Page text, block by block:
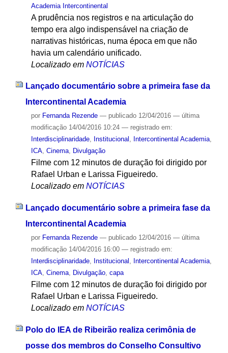
Academia Intercontinental
A prudência nos registros e na articulação do
tempo era algo indispensável na criação de
narrativas históricas, numa época em que não
havia um calendário unificado.
Localizado em NOTÍCIAS
Lançado documentário sobre a primeira fase da
Intercontinental Academia
por Fernanda Rezende — publicado12/04/2016 — última
modificação14/04/2016 10:24 — registrado em:
Interdisciplinaridade, Institucional , Intercontinental Academia,
ICA, Cinema, Divulgação
Filme com 12 minutos de duração foi dirigido por
Rafael Urban e Larissa Figueiredo.
Localizado em NOTÍCIAS
Lançado documentário sobre a primeira fase da
Intercontinental Academia
por Fernanda Rezende — publicado12/04/2016 — última
modificação14/04/2016 16:00 — registrado em:
Interdisciplinaridade, Institucional , Intercontinental Academia,
ICA, Cinema, Divulgação, capa
Filme com 12 minutos de duração foi dirigido por
Rafael Urban e Larissa Figueiredo.
Localizado em NOTÍCIAS
Polo do IEA de Ribeirão realiza cerimônia de
posse dos membros do Conselho Consultivo